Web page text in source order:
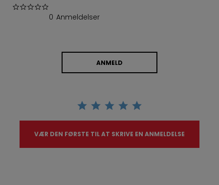
0 Anmeldelser
ANMELD
VÆR DEN FØRSTE TIL AT SKRIVE EN ANMELDELSE